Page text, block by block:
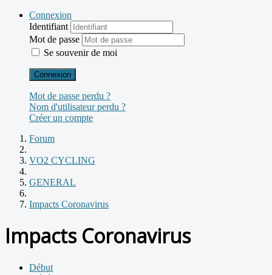
Connexion
Identifiant
Mot de passe
Se souvenir de moi
Connexion
Mot de passe perdu ?
Nom d'utilisateur perdu ?
Créer un compte
Forum
VO2 CYCLING
GENERAL
Impacts Coronavirus
Impacts Coronavirus
Début